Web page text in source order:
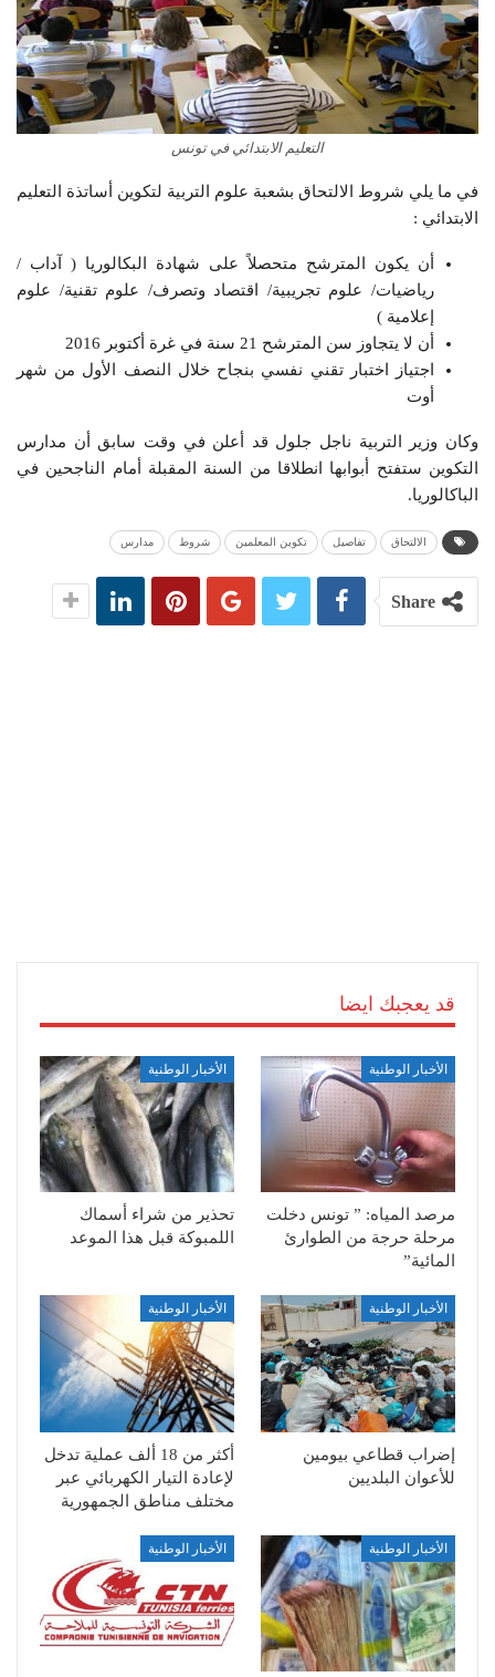
التعليم الابتدائي في تونس
في ما يلي شروط الالتحاق بشعبة علوم التربية لتكوين أساتذة التعليم
الابتدائي :
أن يكون المترشح متحصلاً على شهادة البكالوريا ( آداب /
رياضيات/ علوم تجريبية/ اقتصاد وتصرف/ علوم تقنية/ علوم
إعلامية )
أن لا يتجاوز سن المترشح 21 سنة في غرة أكتوبر 2016
اجتياز اختبار تقني نفسي بنجاح خلال النصف الأول من شهر
أوت
وكان وزير التربية ناجل جلول قد أعلن في وقت سابق أن مدارس
التكوين ستفتح أبوابها انطلاقا من السنة المقبلة أمام الناجحين في
الباكالوريا.
الالتحاق تفاصيل تكوين المعلمين شروط مدارس
Share
قد يعجبك ايضا
الأخبار الوطنية
مرصد المياه: ” تونس دخلت
مرحلة حرجة من الطوارئ
المائية”
الأخبار الوطنية
تحذير من شراء أسماك
اللمبوكة قبل هذا الموعد
الأخبار الوطنية
إضراب قطاعي بيومين
للأعوان البلديين
الأخبار الوطنية
أكثر من 18 ألف عملية تدخل
لإعادة التيار الكهربائي عبر
مختلف مناطق الجمهورية
الأخبار الوطنية الأخبار الوطنية